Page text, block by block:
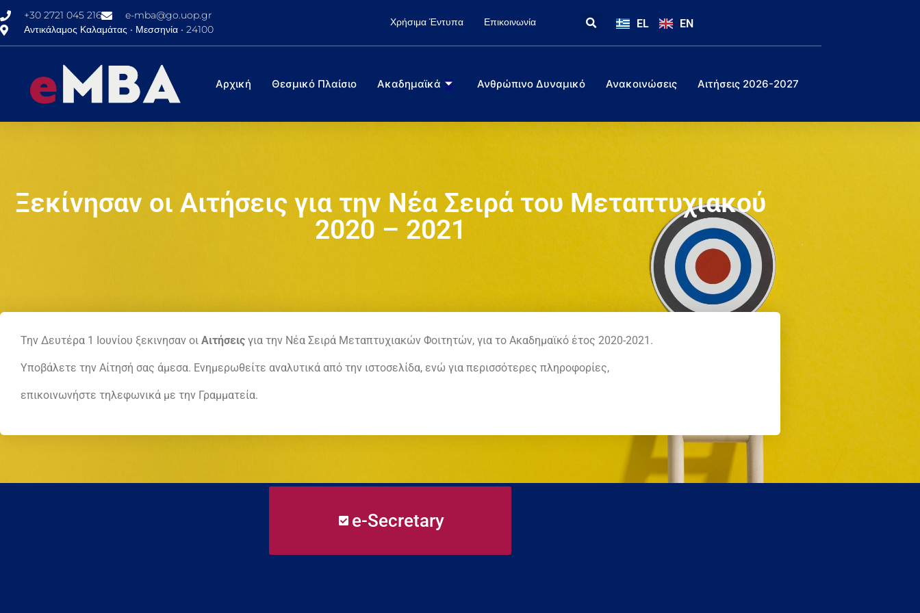
+30 2721 045 216
e-mba@go.uop.gr
Αντικάλαμος Καλαμάτας • Μεσσηνία • 24100
Χρήσιμα Έντυπα Επικοινωνία EL EN
Αρχική Θεσμικό Πλαίσιο Ακαδημαϊκά Ανθρώπινο Δυναμικό Ανακοινώσεις Αιτήσεις 2026-2027
Ξεκίνησαν οι Αιτήσεις για την Νέα Σειρά του Μεταπτυχιακού
2020 – 2021
Την Δευτέρα 1 Ιουνίου ξεκινησαν οι Αιτήσεις για την Νέα Σειρά Μεταπτυχιακών Φοιτητών, για το Ακαδημαϊκό έτος 2020-2021.
Υποβάλετε την Αίτησή σας άμεσα. Ενημερωθείτε αναλυτικά από την ιστοσελίδα, ενώ για περισσότερες πληροφορίες,
επικοινωνήστε τηλεφωνικά με την Γραμματεία.
e-Secretary